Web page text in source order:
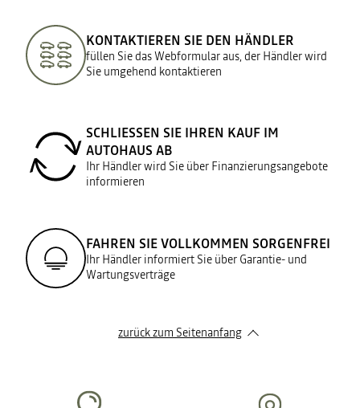
KONTAKTIEREN SIE DEN HÄNDLER
füllen Sie das Webformular aus, der Händler wird
Sie umgehend kontaktieren
SCHLIESSEN SIE IHREN KAUF IM A
UTOHAUS AB
Ihr Händler wird Sie über Finanzierungsangebote
informieren
FAHREN SIE VOLLKOMMEN SORGENFREI
Ihr Händler informiert Sie über Garantie- und
Wartungsverträge
zurück zum Seitenanfang